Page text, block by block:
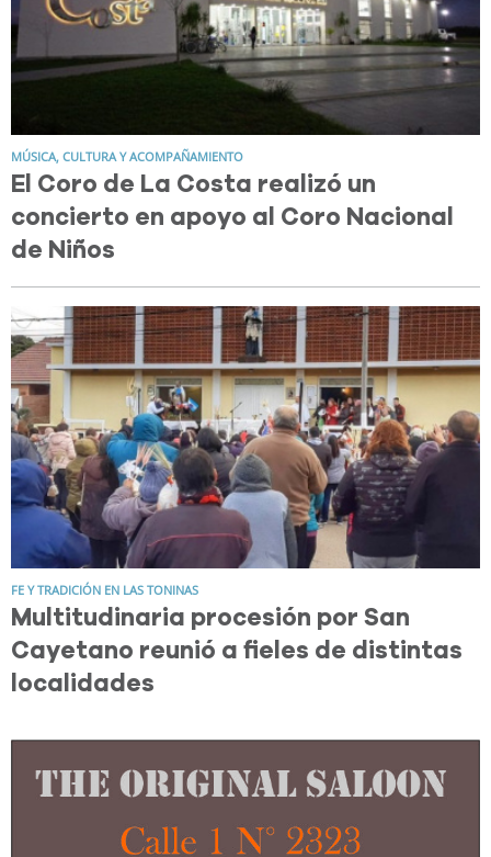
MÚSICA, CULTURA Y ACOMPAÑAMIENTO
El Coro de La Costa realizó un
concierto en apoyo al Coro Nacional
de Niños
FE Y TRADICIÓN EN LAS TONINAS
Multitudinaria procesión por San
Cayetano reunió a fieles de distintas
localidades